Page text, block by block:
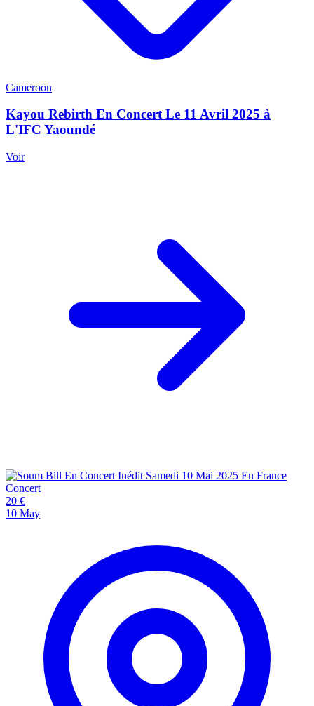
Cameroon
Kayou Rebirth En Concert Le 11 Avril 2025 à
L'IFC Yaoundé
Voir
Concert
20 €
10 May